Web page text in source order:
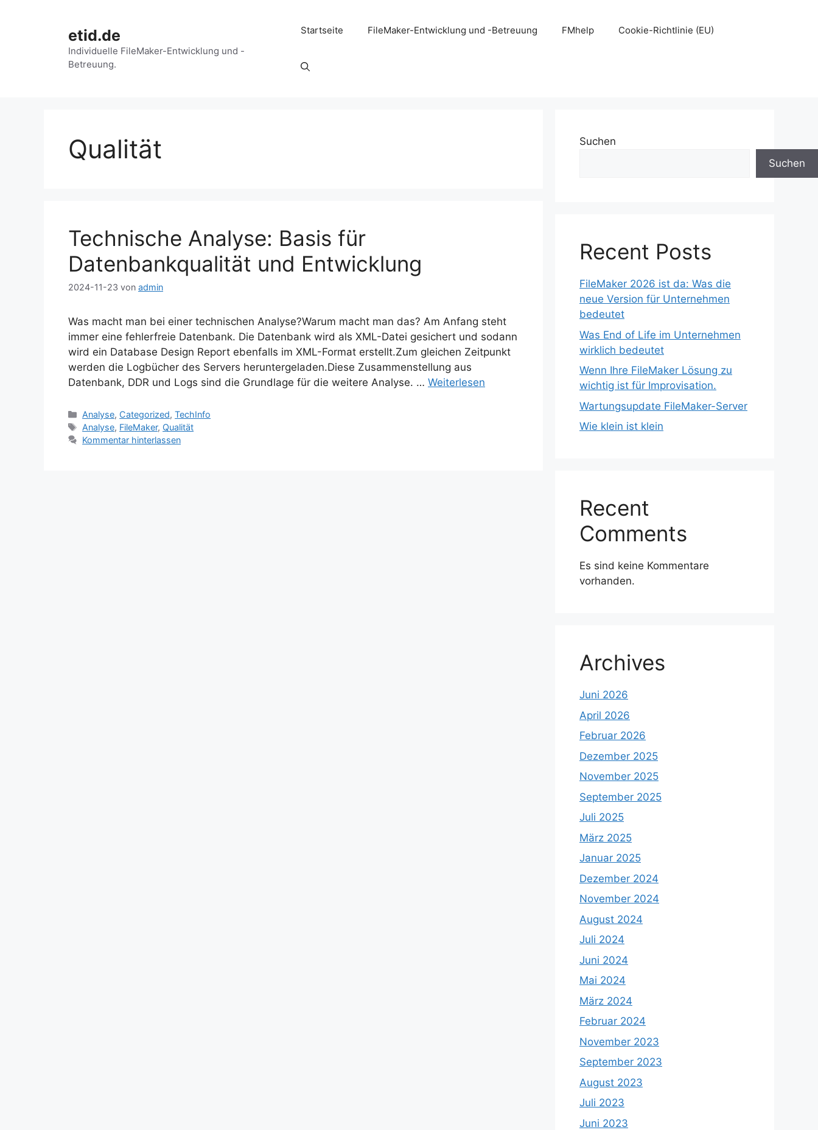
etid.de
Individuelle FileMaker-Entwicklung und -
Betreuung.
Startseite FileMaker-Entwicklung und -Betreuung FMhelp Cookie-Richtlinie (EU)
Qualität
Technische Analyse: Basis für
Datenbankqualität und Entwicklung
2024-11-23 von admin
Was macht man bei einer technischen Analyse?Warum macht man das? Am Anfang steht
immer eine fehlerfreie Datenbank. Die Datenbank wird als XML-Datei gesichert und sodann
wird ein Database Design Report ebenfalls im XML-Format erstellt.Zum gleichen Zeitpunkt
werden die Logbücher des Servers heruntergeladen.Diese Zusammenstellung aus
Datenbank, DDR und Logs sind die Grundlage für die weitere Analyse. … Weiterlesen
Kategorien
Analyse, Categorized,TechInfo
Schlagwörter
Analyse, FileMaker, Qualität
Kommentar hinterlassen
Suchen
Suchen
Recent Posts
FileMaker 2026 ist da: Was die
neue Version für Unternehmen
bedeutet
Was End of Life im Unternehmen
wirklich bedeutet
Wenn Ihre FileMaker Lösung zu
wichtig ist für Improvisation.
Wartungsupdate FileMaker-Server
Wie klein ist klein
Recent
Comments
Es sind keine Kommentare
vorhanden.
Archives
Juni 2026
April 2026
Februar 2026
Dezember 2025
November 2025
September 2025
Juli 2025
März 2025
Januar 2025
Dezember 2024
November 2024
August 2024
Juli 2024
Juni 2024
Mai 2024
März 2024
Februar 2024
November 2023
September 2023
August 2023
Juli 2023
Juni 2023